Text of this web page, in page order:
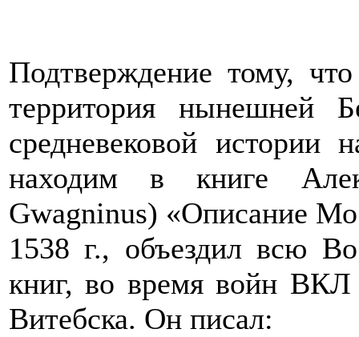
Подтверждение тому,
территория нынешней
средневековой истории
находим в книге
Gwagninus) «Описание
1538 г., объездил всю
книг, во время войн
Витебска. Он писал: